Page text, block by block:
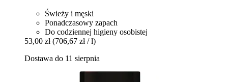
Świeży i męski
Ponadczasowy zapach
Do codziennej higieny osobistej
53,00 zł (706,67 zł / l)
Dostawa do 11 sierpnia